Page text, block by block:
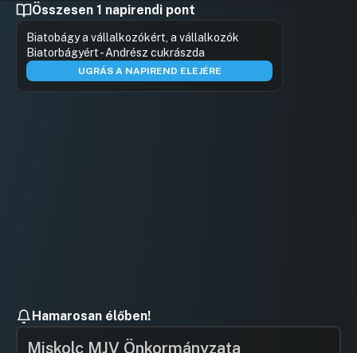
Összesen 1 napirendi pont
Biatobágy a vállalkozókért, a vállalkozók
Biatorbágyért - Andrész cukrászda
UGRÁS A NAPIREND ELEJÉRE
Hamarosan élőben!
Miskolc MJV Önkormányzata